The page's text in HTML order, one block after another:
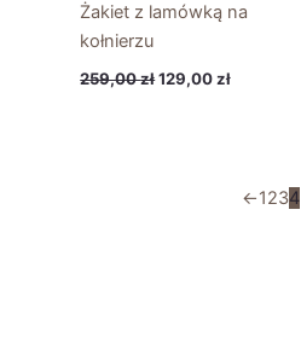
Żakiet z lamówką na
kołnierzu
259,00zł129,00zł
←1234